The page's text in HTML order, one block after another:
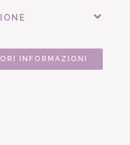
INFORMAZIONI